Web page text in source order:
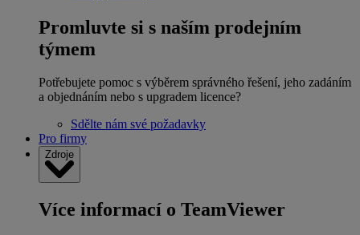
Promluvte si s naším prodejním
týmem
Potřebujete pomoc s výběrem správného řešení, jeho zadáním
a objednáním nebo s upgradem licence?
Sdělte nám své požadavky
Pro firmy
Zdroje
Více informací o TeamViewer